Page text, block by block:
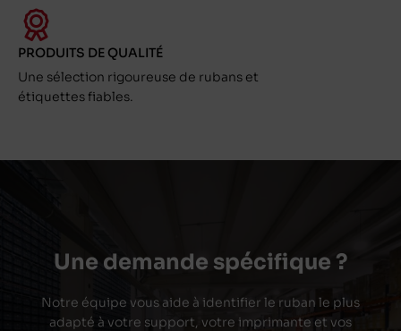
PRODUITS DE QUALITÉ
Une sélection rigoureuse de rubans et
étiquettes fiables.
Une demande spécifique ?
Notre équipe vous aide à identifier le ruban le plus
adapté à votre support, votre imprimante et vos